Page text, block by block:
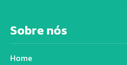
Sobre nós
Home